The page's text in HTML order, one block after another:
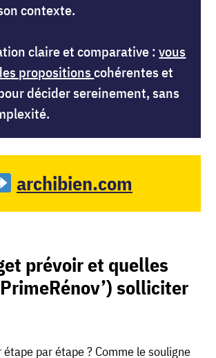
contexte.
claire et comparative :vous
propositionscohérentes et
décider sereinement, sans
archibien.com
prévoir et quelles
solliciter
par étape ? Comme le souligne